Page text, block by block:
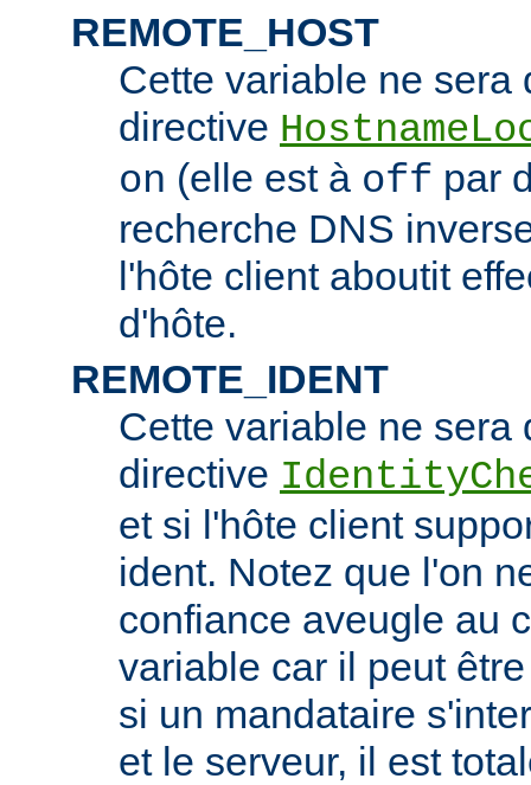
REMOTE_HOST
Cette variable ne sera
directive
on (elle est à off par
recherche DNS
l'hôte client aboutit
d'hôte.
REMOTE_IDENT
Cette variable ne sera
directive
et si l'hôte client
ident. Notez que l'on
confiance aveugle au
variable car il peut
si un mandataire
et le serveur, il est